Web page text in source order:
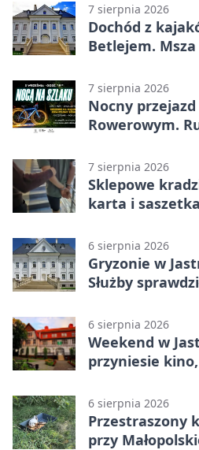
7 sierpnia 2026
Dochód z
Betlejem.
7 sierpnia 2026
Nocny
Rowerowym.
7 sierpnia 2026
Sklepowe
karta i saszetka
6 sierpnia 2026
Gryzonie w
Służby
6 sierpnia 2026
Weekend w
przyniesie
6 sierpnia 2026
Przestraszony
przy